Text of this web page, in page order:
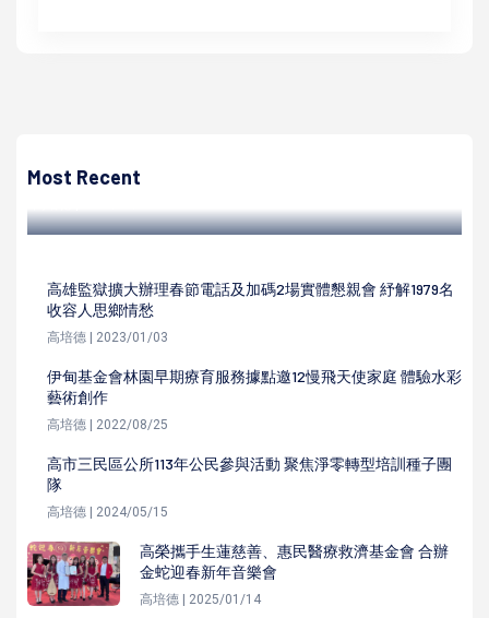
Most Recent
馨五月感恩活動
高雄監獄擴大辦理春節電話及加碼2場實體懇親會 紓解1979名
收容人思鄉情愁
高培德 | 2023/01/03
伊甸基金會林園早期療育服務據點邀12慢飛天使家庭 體驗水彩
藝術創作
高培德 | 2022/08/25
高市三民區公所113年公民參與活動 聚焦淨零轉型培訓種子團
隊
高培德 | 2024/05/15
高榮攜手生蓮慈善、惠民醫療救濟基金會 合辦
金蛇迎春新年音樂會
高培德 | 2025/01/14